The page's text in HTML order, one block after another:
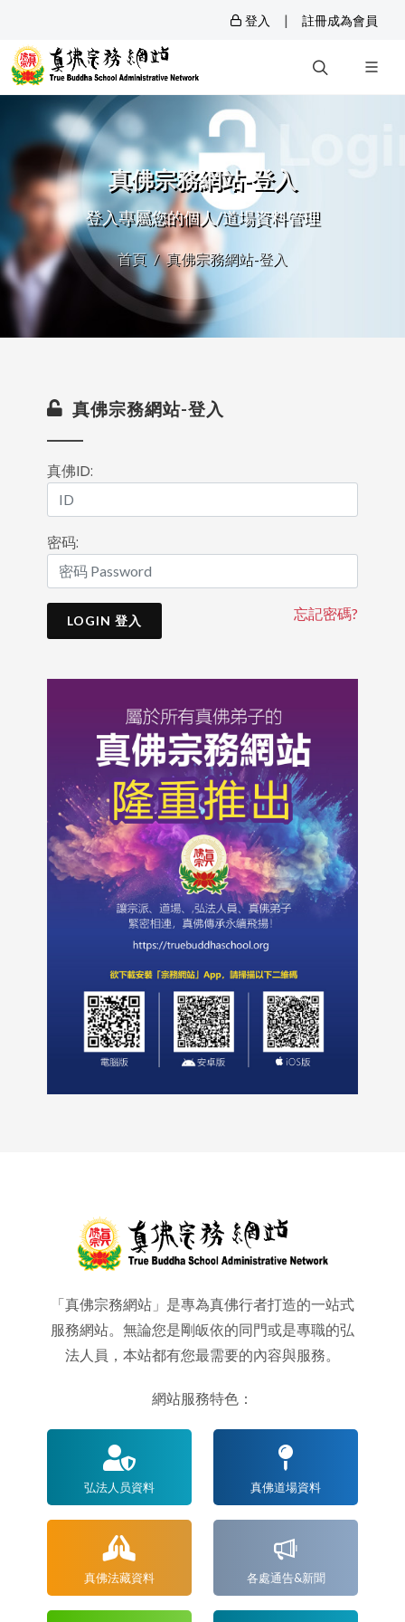
登入 | 註冊成為會員
真佛宗務網站-登入
登入專屬您的個人/道場資料管理
首頁 真佛宗務網站-登入
真佛宗務網站-登入
真佛ID:
密码:
忘記密碼?
「真佛宗務網站」是專為真佛行者打造的一站式
服務網站。無論您是剛皈依的同門或是專職的弘
法人員，本站都有您最需要的內容與服務。
網站服務特色：
弘法人员資料 真佛道場資料
真佛法藏資料 各處通告&新聞